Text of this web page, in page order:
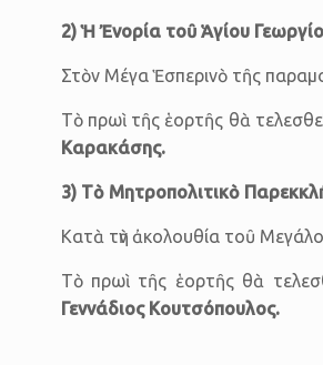
2) Ἡ Ἐνορία τοῦ Ἁγίου
Στὸν Μέγα Ἑσπερινὸ τῆς
Τὸ πρωὶ τῆς ἑορτῆς θὰ
Καρακάσης.
3) Τὸ Μητροπολιτικὸ
Κατὰ τὴν ἀκολουθία τοῦ
Τὸ πρωὶ τῆς ἑορτῆς θὰ
Γεννάδιος Κουτσόπουλος.